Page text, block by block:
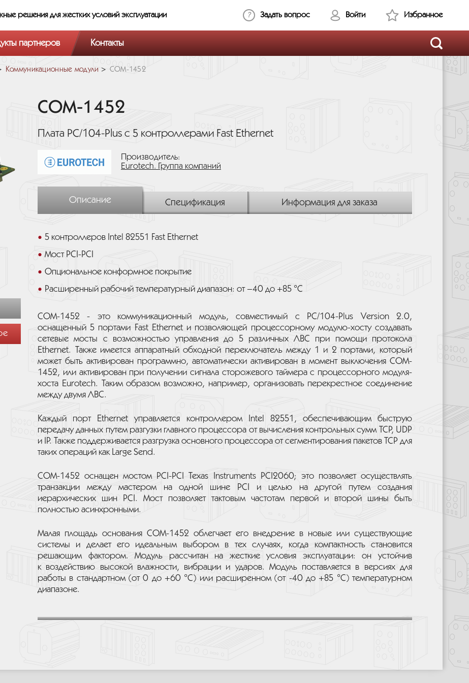
решениядля жестких условий эксплуатации Задать вопрос Войти Избранное
партнеров Контакты
Коммуникационные модули COM-1452
COM-1452
Плата PC/104-Plus с 5 контроллерами Fast Ethernet
Производитель:
Eurotech. Группа компаний
Описание Спецификация Информация для заказа
5 контроллеров Intel 82551 Fast Ethernet
Мост PCI-PCI
Опциональное конформное покрытие
Расширенный рабочий температурный диапазон: от –40 до +85 °С
COM-1452 - это коммуникационный модуль, совместимый с PC/104-Plus Version 2.0,
оснащенный 5 портами Fast Ethernet и позволяющей процессорному модулю-хосту создавать
сетевые мосты с возможностью управления до 5 различных ЛВС при помощи протокола
Ethernet. Также имеется аппаратный обходной переключатель между 1 и 2 портами, который
может быть активирован программно, автоматически активирован в момент выключения COM-
1452, или активирован при получении сигнала сторожевого таймера с процессорного модуля-
хоста Eurotech. Таким образом возможно, например, организовать перекрестное соединение
между двумя ЛВС.
Каждый порт Ethernet управляется контроллером Intel 82551, обеспечивающим быструю
передачу данных путем разгузки главного процессора от вычисления контрольных сумм TCP, UDP
и IP. Также поддерживается разгрузка основного процессора от сегментирования пакетов TCP для
таких операций как Large Send.
COM-1452 оснащен мостом PCI-PCI Texas Instruments PCI2060; это позволяет осуществлять
транзакции между мастером на одной шине PCI и целью на другой путем создания
иерархических шин PCI. Мост позволяет тактовым частотам первой и второй шины быть
полностью асинхронными.
Малая площадь основания COM-1452 облегчает его внедрение в новые или существующие
системы и делает его идеальным выбором в тех случаях, когда компактность становится
решающим фактором. Модуль рассчитан на жесткие условия эксплуатации: он устойчив
к воздействию высокой влажности, вибрации и ударов. Модуль поставляется в версиях для
работы в стандартном (от 0 до +60 °C) или расширенном (от -40 до +85 °C) температурном
диапазоне.